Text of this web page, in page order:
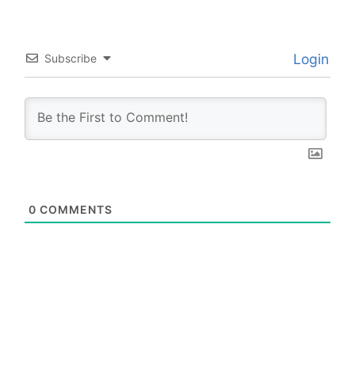
Subscribe Login
0 COMMENTS